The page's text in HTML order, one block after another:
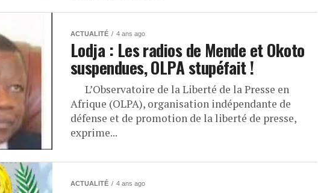
ACTUALITÉ 4 ans ago
Lodja : Les radios de Mende et Okoto
suspendues, OLPA stupéfait !
L’Observatoire de la Liberté de la Presse en
Afrique (OLPA), organisation indépendante de
défense et de promotion de la liberté de presse,
exprime...
ACTUALITÉ 4 ans ago